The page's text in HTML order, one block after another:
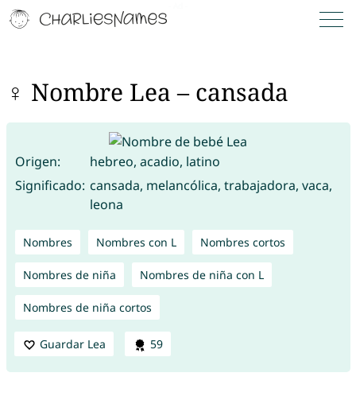
♀ Nombre Lea – cansada
Origen:
hebreo, acadio, latino
Significado: cansada, melancólica, trabajadora, vaca,
leona
Nombres Nombres con L Nombres cortos
Nombres de niña Nombres de niña con L
Nombres de niña cortos
Guardar Lea 59